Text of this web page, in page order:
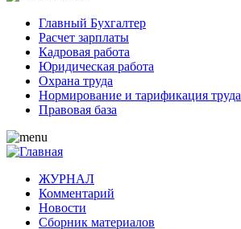
Главный Бухгалтер
Расчет зарплаты
Кадровая работа
Юридическая работа
Охрана труда
Нормирование и тарификация труда
Правовая база
ЖУРНАЛ
Комментарий
Новости
Сборник материалов